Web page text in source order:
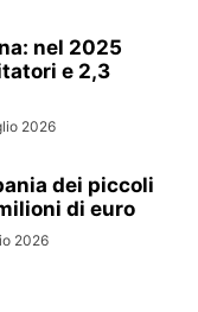
nel 2025
e 2,3
2026
dei piccoli
di euro
2026